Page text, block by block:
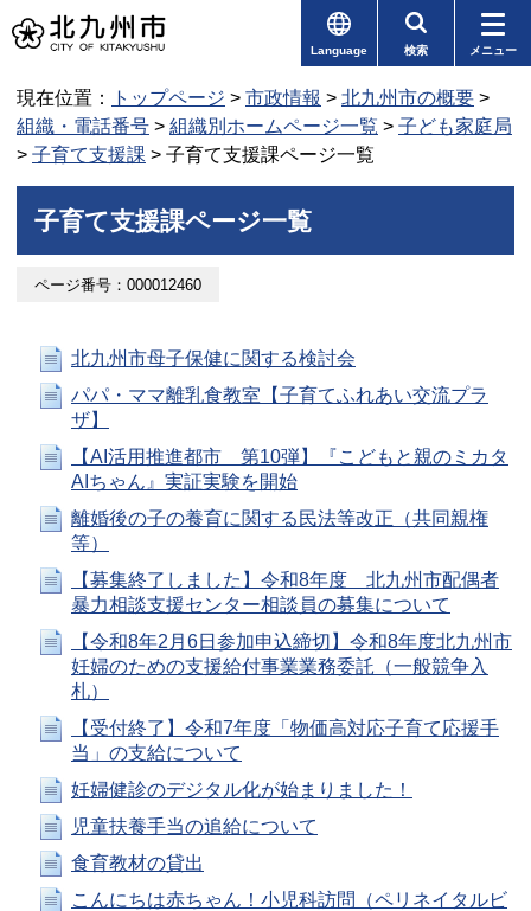
Language 検索 メニュー
現在位置： トップページ > 市政情報 > 北九州市の概要 >
組織・電話番号 > 組織別ホームページ一覧 > 子ども家庭局
> 子育て支援課 > 子育て支援課ページ一覧
子育て支援課ページ一覧
ページ番号：000012460
北九州市母子保健に関する検討会
パパ・ママ離乳食教室【子育てふれあい交流プラ
ザ】
【AI活用推進都市 第10弾】『こどもと親のミカタ
AIちゃん』実証実験を開始
離婚後の子の養育に関する民法等改正（共同親権
等）
【募集終了しました】令和8年度 北九州市配偶者
暴力相談支援センター相談員の募集について
【令和8年2月6日参加申込締切】令和8年度北九州市
妊婦のための支援給付事業業務委託（一般競争入
札）
【受付終了】令和7年度「物価高対応子育て応援手
当」の支給について
妊婦健診のデジタル化が始まりました！
児童扶養手当の追給について
食育教材の貸出
こんにちは赤ちゃん！小児科訪問（ペリネイタルビ